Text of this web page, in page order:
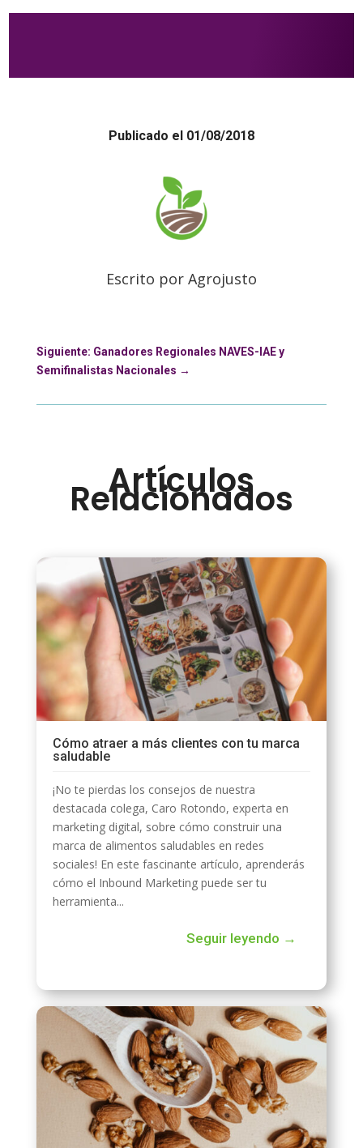
Publicado el 01/08/2018
Escrito por Agrojusto
Siguiente: Ganadores Regionales NAVES-IAE y
Semifinalistas Nacionales →
Artículos
Relacionados
Cómo atraer a más clientes con tu marca
saludable
¡No te pierdas los consejos de nuestra
destacada colega, Caro Rotondo, experta en
marketing digital, sobre cómo construir una
marca de alimentos saludables en redes
sociales! En este fascinante artículo, aprenderás
cómo el Inbound Marketing puede ser tu
herramienta...
Seguir leyendo →